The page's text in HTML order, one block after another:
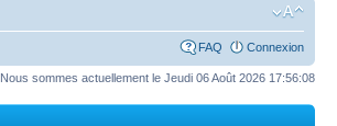
FAQ Connexion
Nous sommes actuellement le Jeudi 06 Août 2026 17:56:08